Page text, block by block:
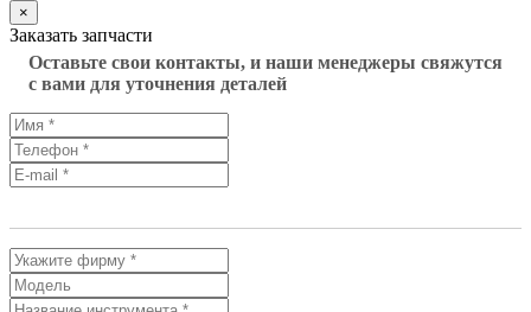
×
Заказать запчасти
Оставьте свои контакты, и наши менеджеры свяжутся
с вами для уточнения деталей